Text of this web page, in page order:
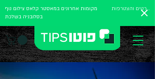
מקומות אחרונים במאסטר קלאס צילום נוף
בסלובניה בשלכת
לפרטים והצטרפות